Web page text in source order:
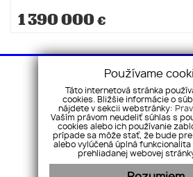
1 390 000 €
Neibrs Realitná kancelária | Košická
0915 365 743|
Používame
Táto internetová stránka
cookies. Bližšie informácie o
nájdete v sekcii webstránky:
Vaším právom neudeliť súhlas s
cookies alebo ich používanie
prípade sa môže stať, že bude
alebo vylúčená úplná
prehliadanej webovej